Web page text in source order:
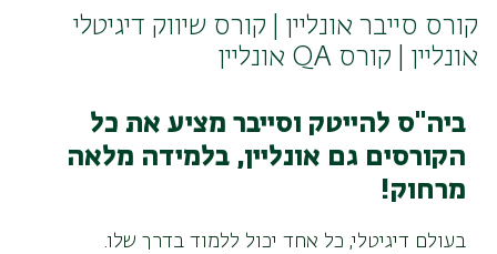
קורס סייבר אונליין | קורס שיווק דיגיטלי
אונליין | קורס QA אונליין
ביה"ס להייטק וסייבר מציע את כל
הקורסים גם אונליין, בלמידה מלאה
מרחוק!
בעולם דיגיטלי, כל אחד יכול ללמוד בדרך שלו.